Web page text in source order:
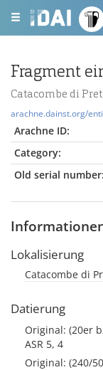
Catacombe di
arachne.dainst.org/
Arachne ID:
Category:
Old serial number:
Lokalisierung
Catacombe di
Datierung
Original: (20er
ASR 5, 4
Original: (240/